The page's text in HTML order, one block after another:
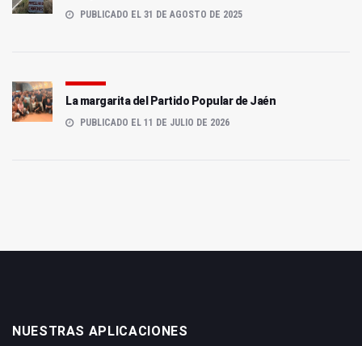
PUBLICADO EL 31 DE AGOSTO DE 2025
La margarita del Partido Popular de Jaén
PUBLICADO EL 11 DE JULIO DE 2026
NUESTRAS APLICACIONES